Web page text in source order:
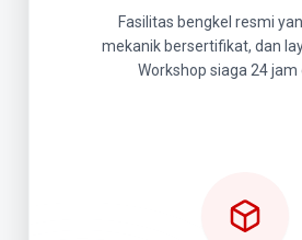
Fasilitas bengkel resmi
mekanik bersertifikat, dan
Workshop siaga 24 jam